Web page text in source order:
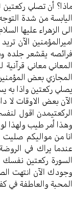
ماذا؟ أن تصلي
اليابسة من شدة
الى الزهراء عليها
اميرالمؤمنين الآن
فرائصه يقشعر جلده
المعاني معاني
المجازي بعض
يصلي ركعتين واذا به
الآن بعض الاوقات لا
الركعتيمدن اقول
وهذا أمر طيب ولهذا
انا من مواليكم
عندما يراك في
السورة ركعتين نفسك
وجودك الآن انتهت
المحبة والعاطفة في